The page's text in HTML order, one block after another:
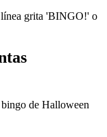
línea grita 'BINGO!' o
bingo de Halloween